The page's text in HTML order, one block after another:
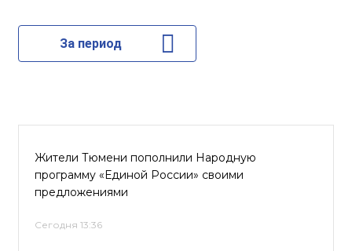
За период
Жители Тюмени пополнили Народную
программу «Единой России» своими
предложениями
Сегодня 13:36